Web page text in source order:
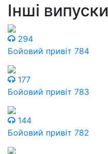
Інші випуски
294
Бойовий привіт 784
177
Бойовий привіт 783
144
Бойовий привіт 782